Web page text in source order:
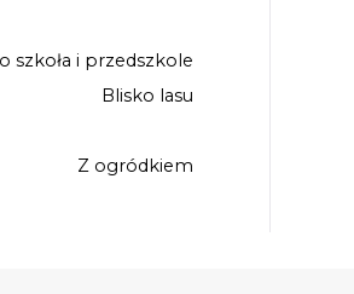
szkoła i przedszkole
Blisko lasu
Z ogródkiem